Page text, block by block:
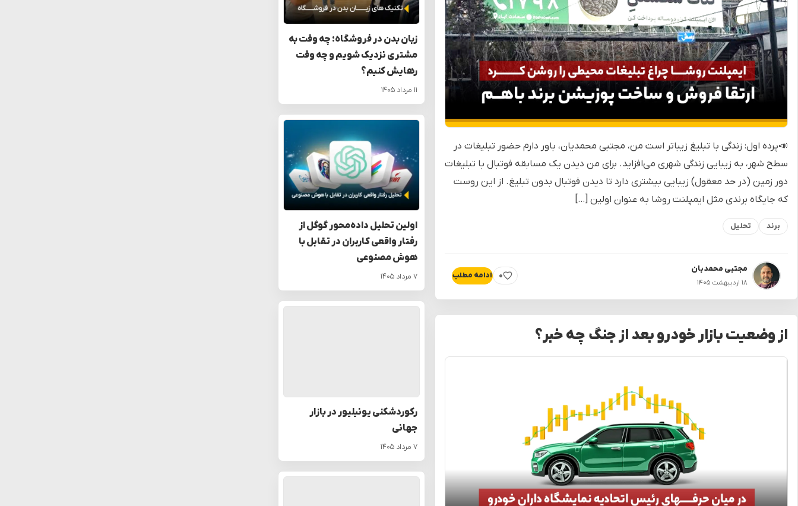
📣پرده اول: زندگی با تبلیغ زیباتر است من، مجتبی محمدیان، باور دارم حضور تبلیغات در
سطح شهر، به زیبایی زندگی شهری می‌افزاید. برای من دیدن یک مسابقه فوتبال با تبلیغات
دور زمین (در حد معقول) زیبایی بیشتری دارد تا دیدن فوتبال بدون تبلیغ. از این روست
که جایگاه برندی مثل ایمپلنت روشا به عنوان اولین […]
برند تحلیل
مجتبی محمدیان
۱۸ اردیبهشت ۱۴۰۵
۰
پسندیدن
ادامه مطلب
از وضعیت بازار خودرو بعد از جنگ چه خبر؟
زبان بدن در فروشگاه: چه وقت به
مشتری نزدیک شویم و چه وقت
رهایش کنیم؟
۱۱ مرداد ۱۴۰۵
اولین تحلیل داده‌محور گوگل از
رفتار واقعی کاربران در تقابل با
هوش مصنوعی
۷ مرداد ۱۴۰۵
رکوردشکنی یونیلیور در بازار
جهانی
۷ مرداد ۱۴۰۵